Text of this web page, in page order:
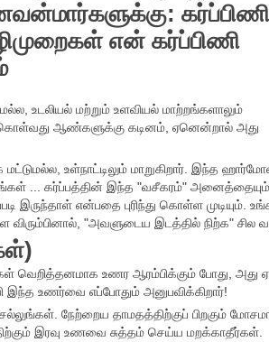
கர்ப்பிணி
என் கர்ப்பிணி
உடலியல் மற்றும் உளவியல் மாற்றங்களாலும்
ஆண்களுக்கு கடினம், ஏனென்றால் அது
மட்டுமல்ல, உள்நாட்டிலும் மாறுகிறார். இந்த
... கர்ப்பத்தின் இந்த "வசீகரம்" அனைத்தையும்
இருந்தாள் என்பதை புரிந்து கொள்ள முடியும்.
விரும்பினால், "அவளுடைய இடத்தில் நிற்க" சில
வெறித்தனமாக உணர ஆரம்பிக்கும் போது, ​​அது
உணர்வை எப்போதும் அனுபவிக்கிறார்!
நேற்றைய தாமதத்திற்குப் பிறகும்
இரவு உணவை சுத்தம் செய்ய மறக்காதீர்கள்.